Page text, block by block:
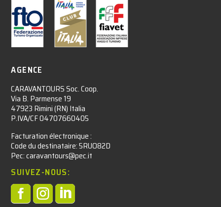
AGENCE
CARAVANTOURS Soc. Coop.
Via B. Parmense 19
47923 Rimini (RN) Italia
P.IVA/CF 04707660405
Facturation électronique :​
Code du destinataire: 5RUO82D
Pec: caravantours@pec.it
SUIVEZ-NOUS:
